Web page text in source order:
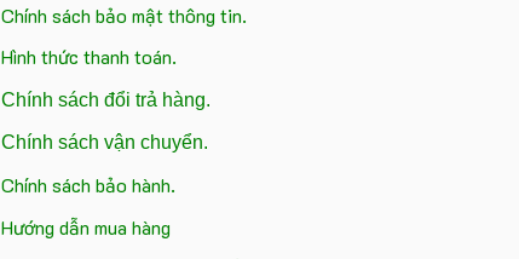
Chính sách bảo mật thông tin.
Hình thức thanh toán.
Chính sách đổi trả hàng.
Chính sách vận chuyển.
Chính sách bảo hành.
Hướng dẫn mua hàng